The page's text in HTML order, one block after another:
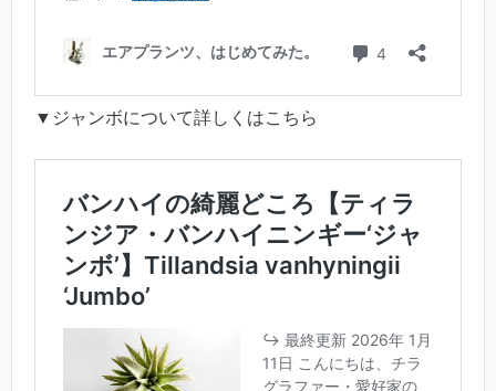
▼ジャンボについて詳しくはこちら